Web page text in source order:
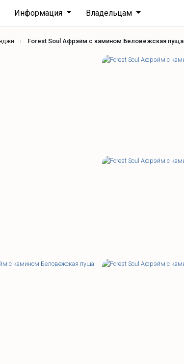
Информация Владельцам
Forest Soul Афрэйм с камином Беловежская пуща